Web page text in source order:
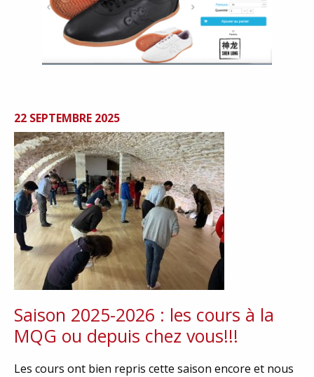
22 SEPTEMBRE 2025
Saison 2025-2026 : les cours à la
MQG ou depuis chez vous!!!
Les cours ont bien repris cette saison encore et nous